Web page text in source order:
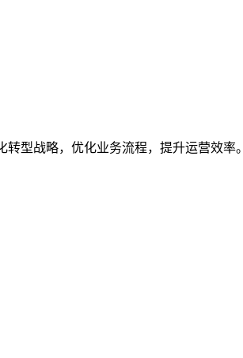
型战略，优化业务流程，提升运营效率。